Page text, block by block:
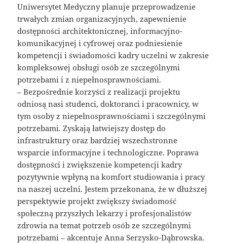
Uniwersytet Medyczny planuje przeprowadzenie
trwałych zmian organizacyjnych, zapewnienie
dostępności architektonicznej, informacyjno-
komunikacyjnej i cyfrowej oraz podniesienie
kompetencji i świadomości kadry uczelni w zakresie
kompleksowej obsługi osób ze szczególnymi
potrzebami i z niepełnosprawnościami.
– Bezpośrednie korzyści z realizacji projektu
odniosą nasi studenci, doktoranci i pracownicy, w
tym osoby z niepełnosprawnościami i szczególnymi
potrzebami. Zyskają łatwiejszy dostęp do
infrastruktury oraz bardziej wszechstronne
wsparcie informacyjne i technologiczne. Poprawa
dostępności i zwiększenie kompetencji kadry
pozytywnie wpłyną na komfort studiowania i pracy
na naszej uczelni. Jestem przekonana, że w dłuższej
perspektywie projekt zwiększy świadomość
społeczną przyszłych lekarzy i profesjonalistów
zdrowia na temat potrzeb osób ze szczególnymi
potrzebami – akcentuje Anna Serzysko-Dąbrowska.